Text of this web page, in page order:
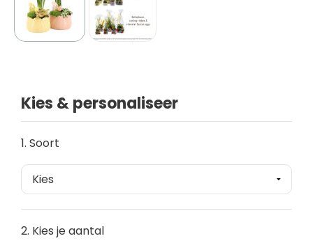
Kies & personaliseer
1. Soort
2. Kies je aantal